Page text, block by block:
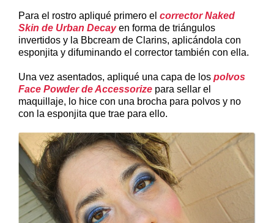
Para el rostro apliqué primero el corrector Naked
Skin de Urban Decayen forma de triángulos
invertidos y la Bbcream de Clarins, aplicándola con
esponjita y difuminando el corrector también con ella.
Una vez asentados, apliqué una capa de los polvos
Face Powder de Accessorize para sellar el
maquillaje, lo hice con una brocha para polvos y no
con la esponjita que trae para ello.